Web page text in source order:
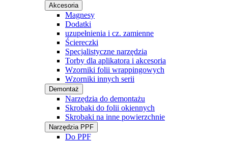
Akcesoria
Magnesy
Dodatki
uzupełnienia i cz. zamienne
Ściereczki
Specjalistyczne narzędzia
Torby dla aplikatora i akcesoria
Wzorniki folii wrappingowych
Wzorniki innych serii
Demontaż
Narzędzia do demontażu
Skrobaki do folii okiennych
Skrobaki na inne powierzchnie
Narzędzia PPF
Do PPF